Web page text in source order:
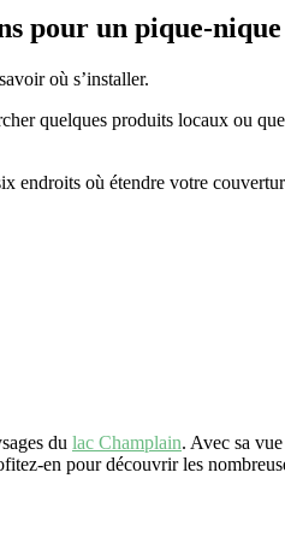
pour un pique-nique
où s’installer.
quelques produits locaux ou
où étendre votre
du lac Champlain. Avec sa
en pour découvrir les